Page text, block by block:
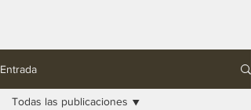
Entrada
Todas las publicaciones